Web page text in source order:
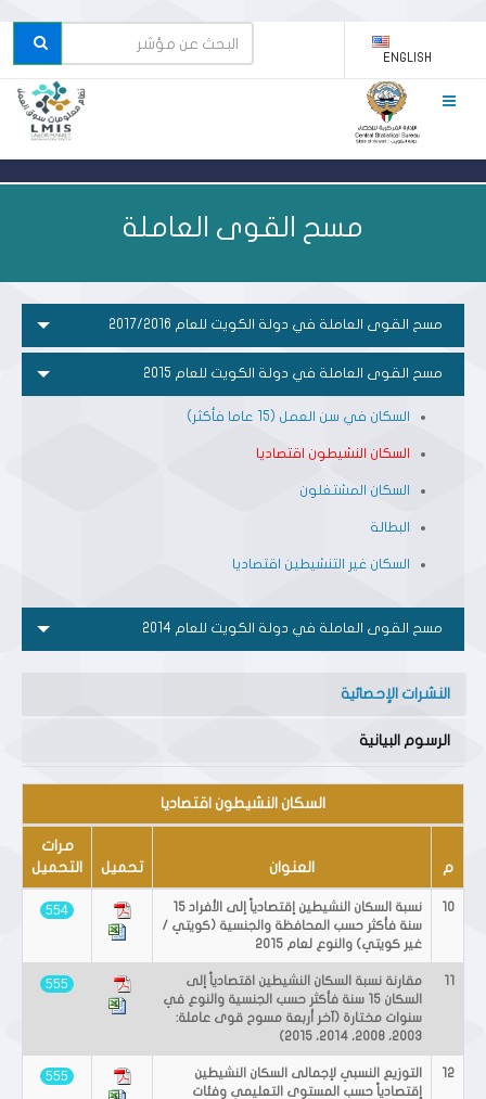
ENGLISH
مسح القوى العاملة
مسح القوى العاملة في دولة الكويت للعام 2017/2016
مسح القوى العاملة في دولة الكويت للعام 2015
السكان في سن العمل (15 عاما فأكثر)
السكان النشيطون اقتصاديا
السكان المشتغلون
البطالة
السكان غير التنشيطين اقتصاديا
مسح القوى العاملة في دولة الكويت للعام 2014
النشرات الإحصائية
الرسوم البيانية
السكان النشيطون اقتصاديا
م العنوان تحميل
مرات
التحميل
10
نسبة السكان النشيطين إقتصادياً إلى الأفراد 15
سنة فأكثر حسب المحافظة والجنسية (كويتي /
غير كويتي) والنوع لعام 2015
554
11
مقارنة نسبة السكان النشيطين اقتصادياً إلى
السكان 15 سنة فأكثر حسب الجنسية والنوع في
سنوات مختارة (آخر أربعة مسوح قوى عاملة:
2003، 2008، 2014، 2015)
555
12
التوزيع النسبي لإجمالى السكان النشيطين
إقتصادياً حسب المستوى التعليمي وفئات
555